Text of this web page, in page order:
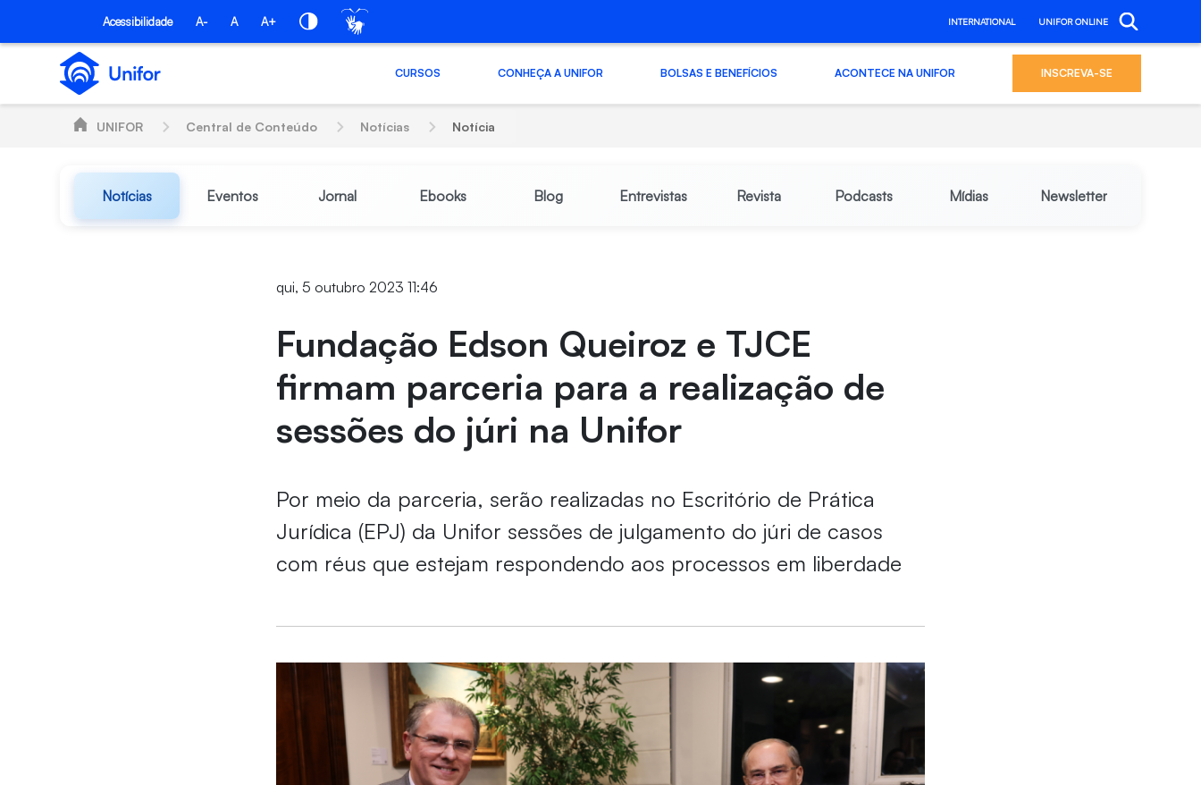
Pular para o Conteúdo principal
Acessibilidade A- A A+ INTERNATIONAL UNIFOR ONLINE
CURSOS CONHEÇA A UNIFOR BOLSAS E BENEFÍCIOS ACONTECE NA UNIFOR INSCREVA-SE
UNIFOR Central de Conteúdo Notícias Notícia
Notícias Eventos Jornal Ebooks Blog Entrevistas Revista Podcasts Mídias Newsletter
qui, 5 outubro 2023 11:46
Fundação Edson Queiroz e TJCE
firmam parceria para a realização de
sessões do júri na Unifor
Por meio da parceria, serão realizadas no Escritório de Prática
Jurídica (EPJ) da Unifor sessões de julgamento do júri de casos
com réus que estejam respondendo aos processos em liberdade